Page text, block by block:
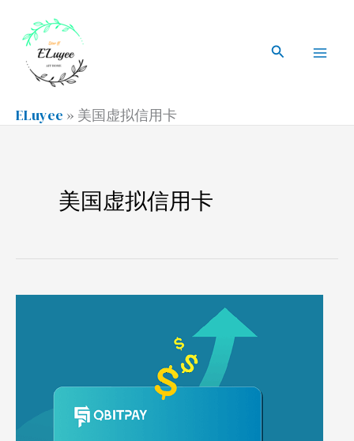
搜
ELuyee » 美国虚拟信用卡
美国虚拟信用卡
索